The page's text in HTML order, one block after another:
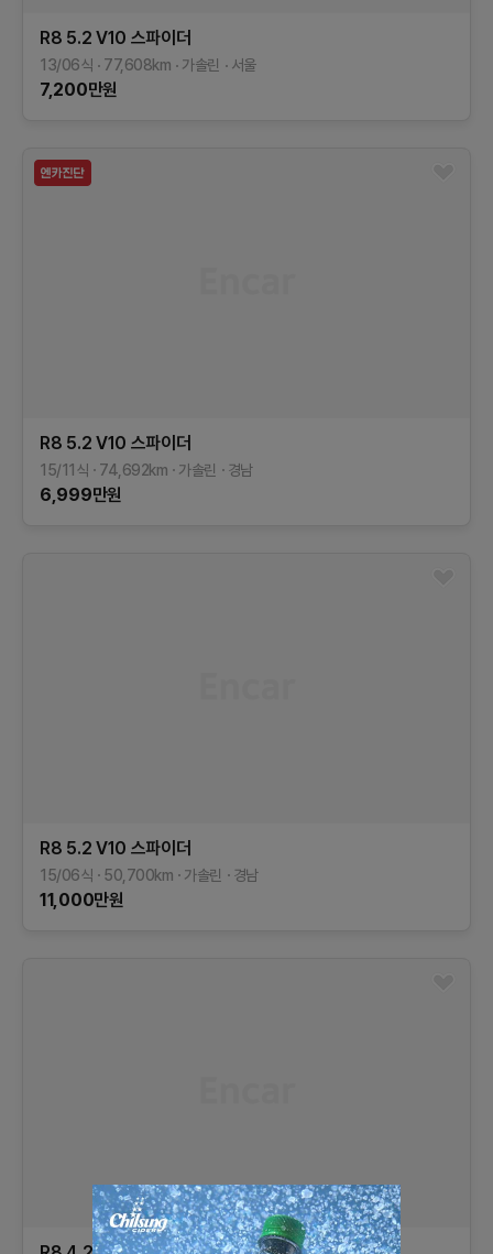
R8 5.2 V10 스파이더
13/06식 77,608km 가솔린 서울
7,200만원
R8 5.2 V10 스파이더
15/11식 74,692km 가솔린 경남
6,999만원
R8 5.2 V10 스파이더
15/06식 50,700km 가솔린 경남
11,000만원